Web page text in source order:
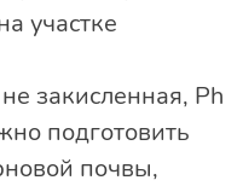
участке
закисленная, Ph
подготовить
почвы,